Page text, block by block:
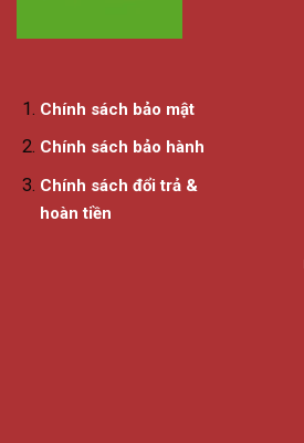
Chính sách bảo mật
Chính sách bảo hành
Chính sách đổi trả &
hoàn tiền